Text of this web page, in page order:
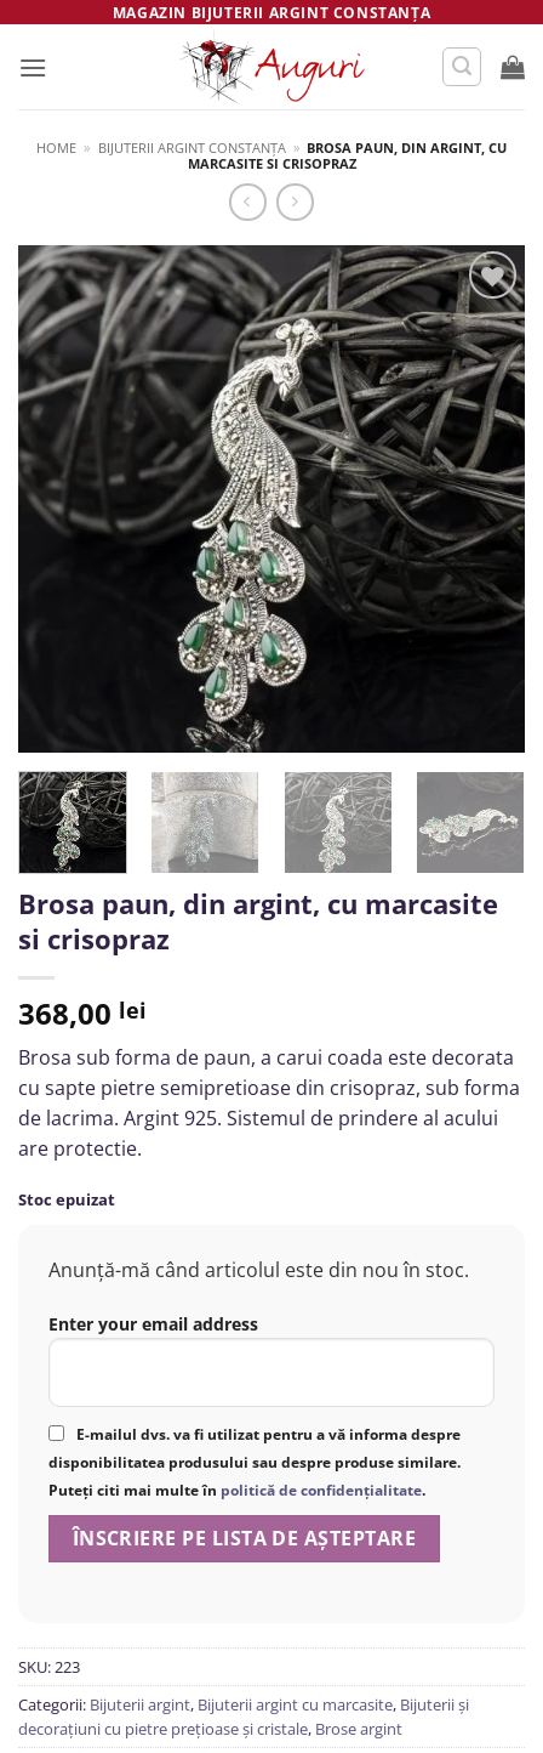
content
MAGAZIN BIJUTERII ARGINT CONSTANȚA
HOME » BIJUTERII ARGINT CONSTANȚA » BROSA PAUN, DIN ARGINT, CU
MARCASITE SI CRISOPRAZ
Salvează
Brosa paun, din argint, cu marcasite
si crisopraz
368,00 lei
Brosa sub forma de paun, a carui coada este decorata
cu sapte pietre semipretioase din crisopraz, sub forma
de lacrima. Argint 925. Sistemul de prindere al acului
are protectie.
Stoc epuizat
Anunță-mă când articolul este din nou în stoc.
Enter your email address
E-mailul dvs. va fi utilizat pentru a vă informa despre
disponibilitatea produsului sau despre produse similare.
Puteți citi mai multe în politică de confidențialitate.
SKU: 223
Categorii: Bijuterii argint, Bijuterii argint cu marcasite, Bijuterii și
decorațiuni cu pietre prețioase și cristale, Brose argint